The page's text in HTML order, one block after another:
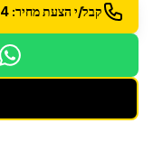
קבל/י הצעת מחיר: 054-742-5434